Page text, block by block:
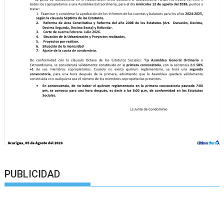
PUBLICIDAD